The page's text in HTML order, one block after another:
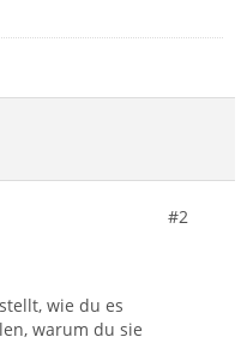
#2
wie du es
warum du sie